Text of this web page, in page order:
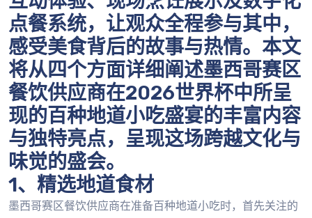
点餐系统，让观众全程参与其中，
感受美食背后的故事与热情。本文
将从四个方面详细阐述墨西哥赛区
餐饮供应商在2026世界杯中所呈
现的百种地道小吃盛宴的丰富内容
与独特亮点，呈现这场跨越文化与
味觉的盛会。
1、精选地道食材
墨西哥赛区餐饮供应商在准备百种地道小吃时，首先关注的